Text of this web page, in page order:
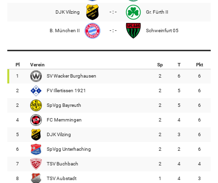
DJK Vilzing - : - Gr. Fürth II
B. München II - : - Schweinfurt 05
Pl Verein Sp T Pkt
1 SV Wacker Burghausen 2 6 6
2 FV Illertissen 1921 2 5 6
2 SpVgg Bayreuth 2 5 6
4 FC Memmingen 2 4 6
5 DJK Vilzing 2 3 6
6 SpVgg Unterhaching 2 2 6
7 TSV Buchbach 2 4 4
8 TSV Aubstadt 1 4 3